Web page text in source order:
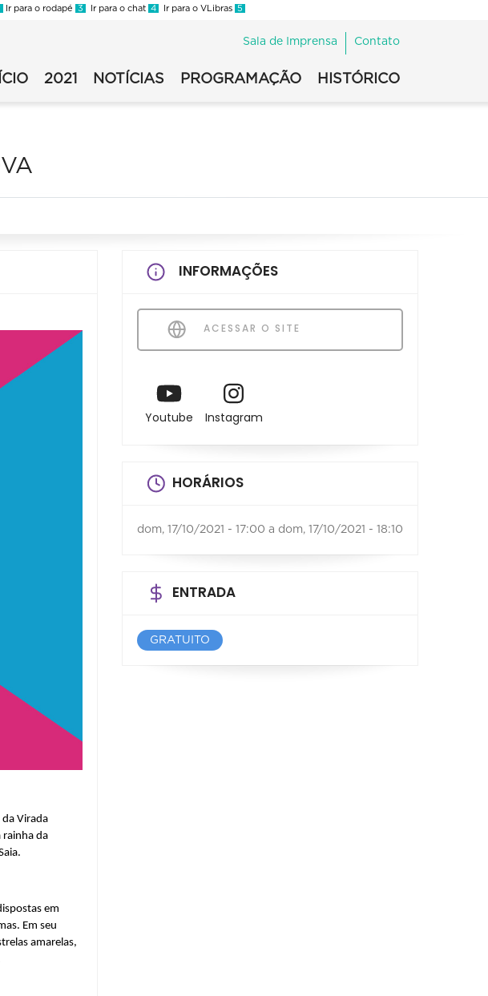
Ir para o rodapé 3 Ir para o chat 4 Ir para o VLibras 5
Sala de Imprensa Contato
2021 NOTÍCIAS PROGRAMAÇÃO HISTÓRICO
da Virada
rainha da
em
Em seu
amarelas,
INFORMAÇÕES
ACESSAR O SITE
Youtube Instagram
HORÁRIOS
dom, 17/10/2021 - 17:00 a dom, 17/10/2021 - 18:10
ENTRADA
GRATUITO